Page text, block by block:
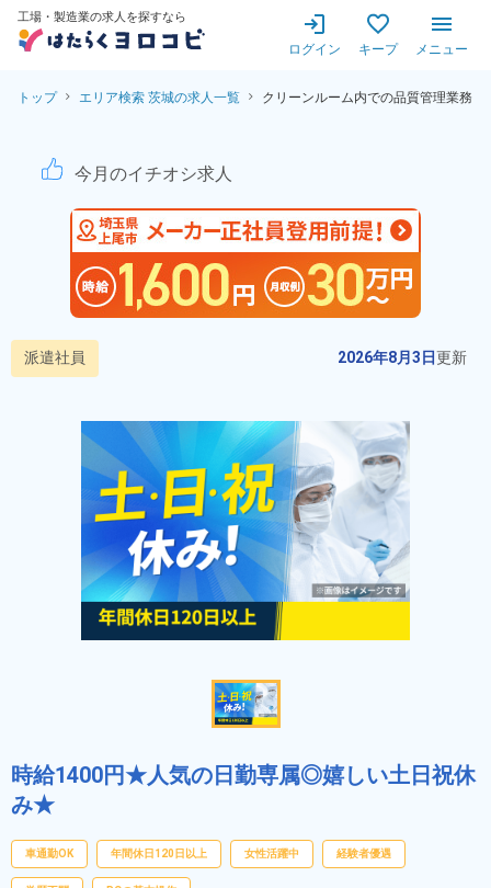
工場・製造業の求人を探すなら
ログイン キープ メニュー
トップ エリア検索 茨城の求人一覧 クリーンルーム内での品質管理業務
クリーンルーム内での品質
今月のイチオシ求人
派遣社員 2026年8月3日更新
時給1400円★人気の日勤専属◎嬉しい土日祝休
み★
車通勤OK 年間休日120日以上 女性活躍中 経験者優遇